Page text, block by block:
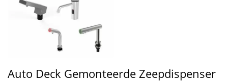
Auto Deck Gemonteerde Zeepdispenser